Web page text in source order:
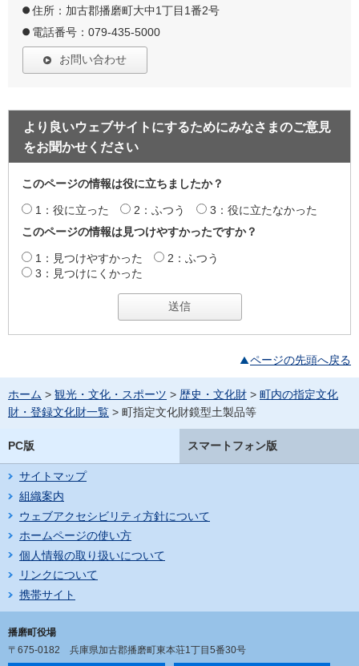
住所：加古郡播磨町大中1丁目1番2号
電話番号：079-435-5000
お問い合わせ
より良いウェブサイトにするためにみなさまのご意見
をお聞かせください
このページの情報は役に立ちましたか？
1：役に立った 2：ふつう
3：役に立たなかった
このページの情報は見つけやすかったですか？
1：見つけやすかった
2：ふつう
3：見つけにくかった
ページの先頭へ戻る
ホーム > 観光・文化・スポーツ > 歴史・文化財 > 町内の指定文化
財・登録文化財一覧 > 町指定文化財鏡型土製品等
PC版 スマートフォン版
サイトマップ
組織案内
ウェブアクセシビリティ方針について
ホームページの使い方
個人情報の取り扱いについて
リンクについて
携帯サイト
播磨町役場
〒675-0182 兵庫県加古郡播磨町東本荘1丁目5番30号